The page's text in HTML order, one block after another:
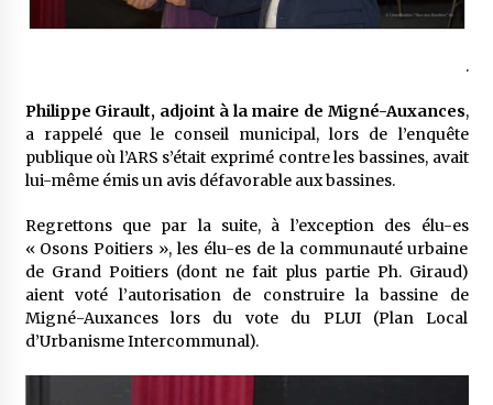
.
Philippe Girault, adjoint à la maire de Migné-Auxances,
a rappelé que le conseil municipal, lors de l’enquête
publique où l’ARS s’était exprimé contre les bassines, avait
lui-même émis un avis défavorable aux bassines.
Regrettons que par la suite, à l’exception des élu-es
« Osons Poitiers », les élu-es de la communauté urbaine
de Grand Poitiers (dont ne fait plus partie Ph. Giraud)
aient voté l’autorisation de construire la bassine de
Migné-Auxances lors du vote du PLUI (Plan Local
d’Urbanisme Intercommunal).